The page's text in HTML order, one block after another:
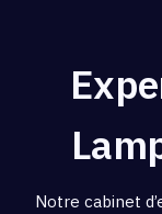
Notre cabinet